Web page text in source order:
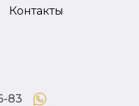
Контакты
83